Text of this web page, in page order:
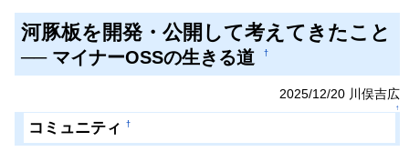
河豚板を開発・公開して考えてきたこと
── マイナーOSSの生きる道 †
2025/12/20 川俣吉広
↑
コミュニティ †